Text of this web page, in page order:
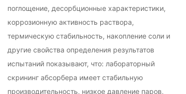
поглощение, десорбционные характеристики,
коррозионную активность раствора,
термическую стабильность, накопление соли и
другие свойства определения результатов
испытаний показывают, что: лабораторный
скрининг абсорбера имеет стабильную
производительность, низкое давление паров,